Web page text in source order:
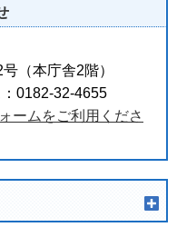
（本庁舎2階）
0182-32-4655
ームをご利用くださ